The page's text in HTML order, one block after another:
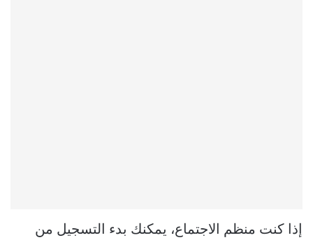
إذا كنت منظم الاجتماع، يمكنك بدء التسجيل من